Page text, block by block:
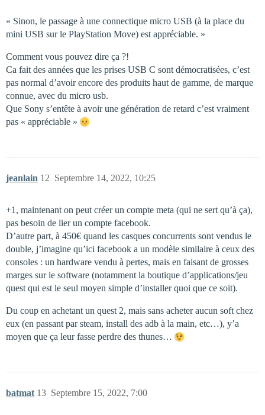
« Sinon, le passage à une connectique micro USB (à la place du
mini USB sur le PlayStation Move) est appréciable. »
Comment vous pouvez dire ça ?!
Ca fait des années que les prises USB C sont démocratisées, c’est
pas normal d’avoir encore des produits haut de gamme, de marque
connue, avec du micro usb.
Que Sony s’entête à avoir une génération de retard c’est vraiment
pas « appréciable »
jeanlain Septembre 14, 2022, 10:25
12
+1, maintenant on peut créer un compte meta (qui ne sert qu’à ça),
pas besoin de lier un compte facebook.
D’autre part, à 450€ quand les casques concurrents sont vendus le
double, j’imagine qu’ici facebook a un modèle similaire à ceux des
consoles : un hardware vendu à pertes, mais en faisant de grosses
marges sur le software (notamment la boutique d’applications/jeu
quest qui est le seul moyen simple d’installer quoi que ce soit).
Du coup en achetant un quest 2, mais sans acheter aucun soft chez
eux (en passant par steam, install des adb à la main, etc…), y’a
moyen que ça leur fasse perdre des thunes…
batmat Septembre 15, 2022, 7:00
13